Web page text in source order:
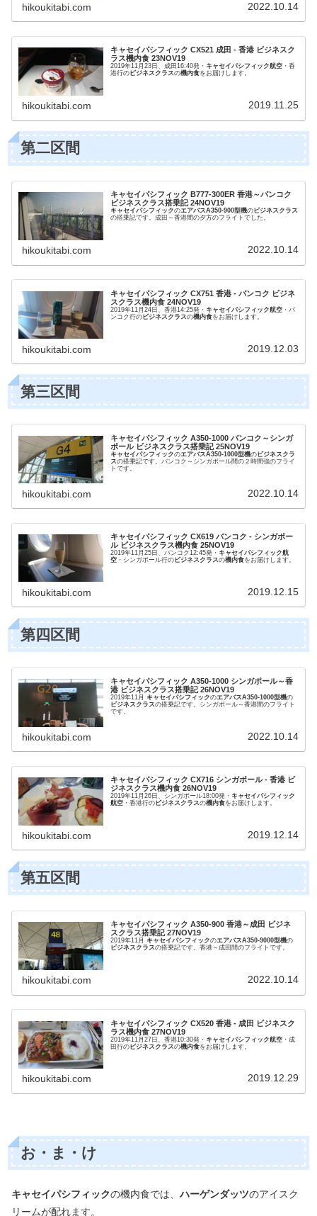
hikoukitabi.com 2022.10.14
キャセイパシフィック CX521 成田 - 香港 ビジネスク
ラス機内食 23NOV19
2019年11月23日、成田16:40発・ キャセイパシフィック航空 ・香
港行のビジネスクラスの機内食をお届けします。
hikoukitabi.com 2019.11.25
第二区間
キャセイパシフィック B777-300ER 香港～バンコク
ビジネスクラス搭乗記 24NOV19
キャセイパシフィックのエアバスA350-900型機のビジネスクラス
の搭乗記です。成田～香港間の夕方のフライトでした。
hikoukitabi.com 2022.10.14
キャセイパシフィック CX751 香港 - バンコク ビジネ
スクラス機内食 24NOV19
2019年11月24日、香港14:25発・ キャセイパシフィック航空 ・バ
ンコク行のビジネスクラスの機内食をお届けします。
hikoukitabi.com 2019.12.03
第三区間
キャセイパシフィック A350-1000 バンコク～シンガ
ポール ビジネスクラス搭乗記 25NOV19
キャセイパシフィックのエアバスA350-1000型機のビジネスクラ
スの搭乗記です。バンコク～シンガポール間の２時間強のフライ
トです。
hikoukitabi.com 2022.10.14
キャセイパシフィック CX619 バンコク - シンガポー
ル ビジネスクラス機内食 25NOV19
2019年11月25日、バンコク12:45発・ キャセイパシフィック航
空 ・シンガポール行のビジネスクラスの機内食をお届けします。
hikoukitabi.com 2019.12.15
第四区間
キャセイパシフィック A350-1000 シンガポール～香
港 ビジネスクラス搭乗記 26NOV19
2019年11月 キャセイパシフィックのエアバスA350-1000型機の
ビジネスクラスの搭乗記です。シンガポール～香港間のフライト
です。
hikoukitabi.com 2022.10.14
キャセイパシフィック CX716 シンガポール - 香港 ビ
ジネスクラス機内食 26NOV19
2019年11月26日、シンガポール18:00発・ キャセイパシフィック
航空 ・香港行のビジネスクラスの機内食をお届けします。
hikoukitabi.com 2019.12.14
第五区間
キャセイパシフィック A350-900 香港～成田 ビジネ
スクラス搭乗記 27NOV19
2019年11月 キャセイパシフィックのエアバスA350-9000型機の
ビジネスクラスの搭乗記です。香港～成田間のフライトです。
hikoukitabi.com 2022.10.14
キャセイパシフィック CX520 香港 - 成田 ビジネスク
ラス機内食 27NOV19
2019年11月27日、香港10:30発・ キャセイパシフィック航空 ・成
田行のビジネスクラスの機内食をお届けします。
hikoukitabi.com 2019.12.29
お・ま・け
キャセイパシフィックの機内食では、ハーゲンダッツのアイスク
リームが配れます。